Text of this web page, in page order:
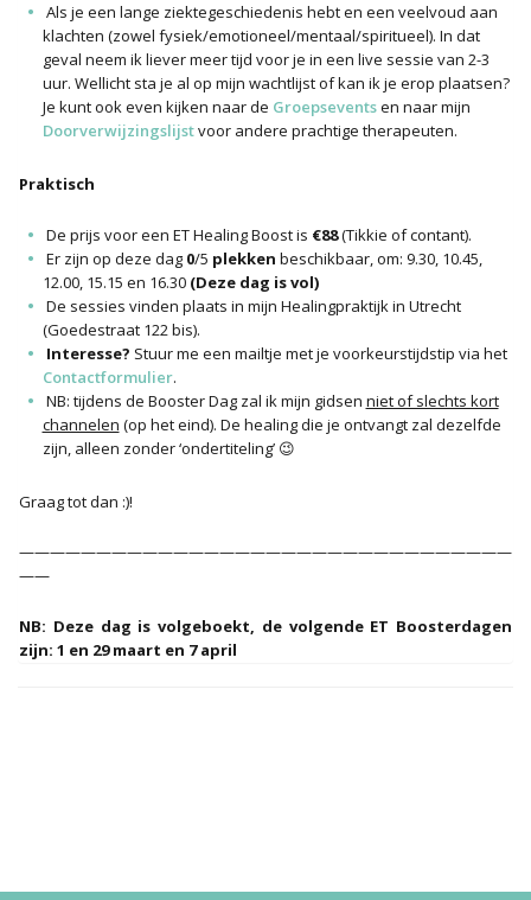
Als je een lange ziektegeschiedenis hebt en een veelvoud aan
klachten (zowel fysiek/emotioneel/mentaal/spiritueel). In dat
geval neem ik liever meer tijd voor je in een live sessie van 2-3
uur. Wellicht sta je al op mijn wachtlijst of kan ik je erop plaatsen?
Je kunt ook even kijken naar de Groepseventsen naar mijn
Doorverwijzingslijstvoor andere prachtige therapeuten.
Praktisch
De prijs voor een ET Healing Boost is €88(Tikkie of contant).
Er zijn op deze dag 0/5 plekken beschikbaar, om: 9.30, 10.45,
12.00, 15.15 en 16.30 (Deze dag is vol)
De sessies vinden plaats in mijn Healingpraktijk in Utrecht
(Goedestraat 122 bis).
Interesse? Stuur me een mailtje met je voorkeurstijdstip via het
Contactformulier.
NB: tijdens de Booster Dag zal ik mijn gidsen niet of slechts kort
channelen (op het eind). De healing die je ontvangt zal dezelfde
zijn, alleen zonder ‘ondertiteling’ 😉
Graag tot dan :)!
————————————————————————————————
——
NB: Deze dag is volgeboekt, de volgende ET Boosterdagen
zijn: 1 en 29 maart en 7 april